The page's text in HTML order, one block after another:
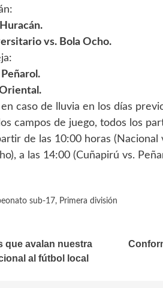
vs. Bola Ocho.
caso de lluvia en los días
campos de juego, todos los
de las 10:00 horas (Nacional
a las 14:00 (Cuñapirú vs.
sub-17, Primera división
que avalan nuestra
al fútbol local